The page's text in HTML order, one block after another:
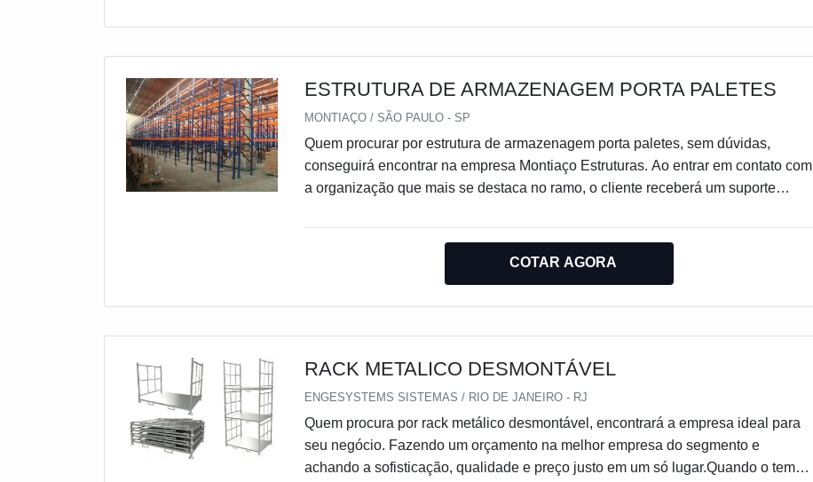
ESTRUTURA DE ARMAZENAGEM PORTA PALETES
MONTIAÇO / SÃO PAULO - SP
Quem procurar por estrutura de armazenagem porta paletes, sem dúvidas,
conseguirá encontrar na empresa Montiaço Estruturas. Ao entrar em contato com
a organização que mais se destaca no ramo, o cliente receberá um suporte
a busca é por estrutura de armazenagem porta paletes, com os profissionais
especializados da Montiaço Estruturas o cliente obterá proteção e
qualidade e durabilidade das estruturas fabricadas, tudo isso para garantir que
destaque em sua área de atuação. A Montiaço Estruturas se mostra referência
por ter: Suporte pré e pós-venda; Atendimento personalizado; Colaboradores
eficientes; Entrega em curto prazo.Ainda com uma visão analítica sobre estrutura
COTAR AGORA
RACK METALICO DESMONTÁVEL
ENGESYSTEMS SISTEMAS / RIO DE JANEIRO - RJ
Quem procura por rack metálico desmontável, encontrará a empresa ideal para
seu negócio. Fazendo um orçamento na melhor empresa do segmento e
achando a sofisticação, qualidade e preço justo em um só lugar.Quando o tema